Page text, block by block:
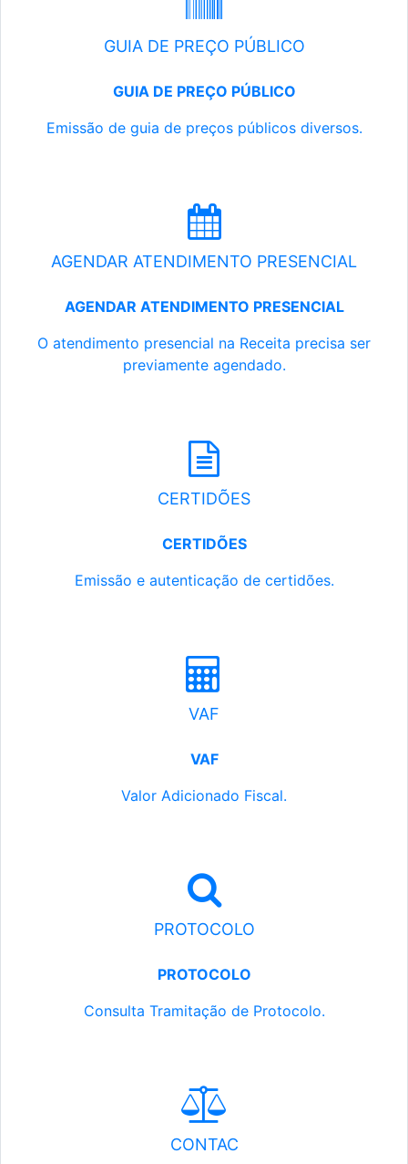
GUIA DE PREÇO PÚBLICO
GUIA DE PREÇO PÚBLICO
Emissão de guia de preços públicos diversos.
AGENDAR ATENDIMENTO PRESENCIAL
AGENDAR ATENDIMENTO PRESENCIAL
O atendimento presencial na Receita precisa ser
previamente agendado.
CERTIDÕES
CERTIDÕES
Emissão e autenticação de certidões.
VAF
VAF
Valor Adicionado Fiscal.
PROTOCOLO
PROTOCOLO
Consulta Tramitação de Protocolo.
CONTAC